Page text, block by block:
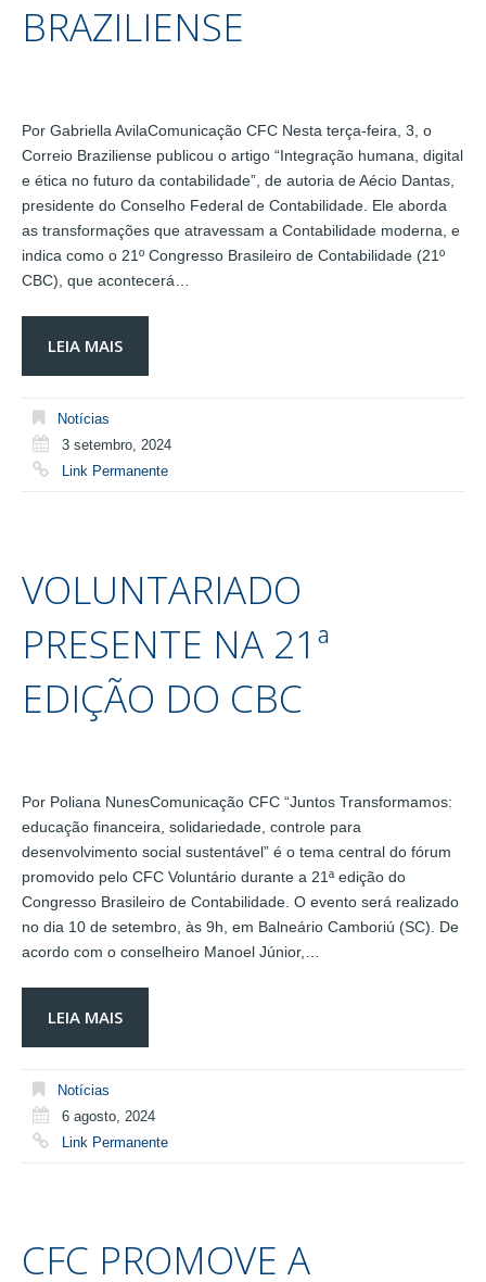
BRAZILIENSE
Por Gabriella AvilaComunicação CFC Nesta terça-feira, 3, o
Correio Braziliense publicou o artigo “Integração humana, digital
e ética no futuro da contabilidade”, de autoria de Aécio Dantas,
presidente do Conselho Federal de Contabilidade. Ele aborda
as transformações que atravessam a Contabilidade moderna, e
indica como o 21º Congresso Brasileiro de Contabilidade (21º
CBC), que acontecerá…
LEIA MAIS
Notícias
3 setembro, 2024
Link Permanente
VOLUNTARIADO
PRESENTE NA 21ª
EDIÇÃO DO CBC
Por Poliana NunesComunicação CFC “Juntos Transformamos:
educação financeira, solidariedade, controle para
desenvolvimento social sustentável” é o tema central do fórum
promovido pelo CFC Voluntário durante a 21ª edição do
Congresso Brasileiro de Contabilidade. O evento será realizado
no dia 10 de setembro, às 9h, em Balneário Camboriú (SC). De
acordo com o conselheiro Manoel Júnior,…
LEIA MAIS
Notícias
6 agosto, 2024
Link Permanente
CFC PROMOVE A